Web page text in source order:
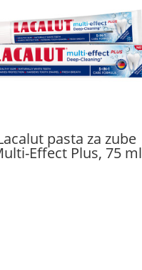
pasta za zube
Effect Plus, 75 ml